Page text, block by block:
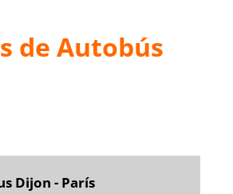
de Autobús
Dijon - París